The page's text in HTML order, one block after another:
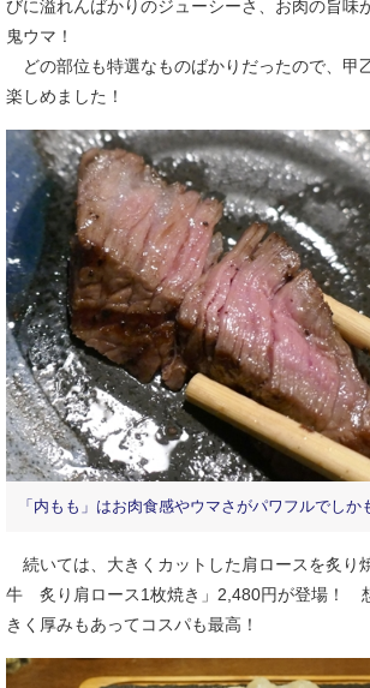
びに溢れんばかりのジューシーさ、お肉の旨味
鬼ウマ！
どの部位も特選なものばかりだったので、甲
楽しめました！
「内もも」はお肉食感やウマさがパワフルでしか
続いては、大きくカットした肩ロースを炙り
牛 炙り肩ロース1枚焼き」2,480円が登場！
きく厚みもあってコスパも最高！